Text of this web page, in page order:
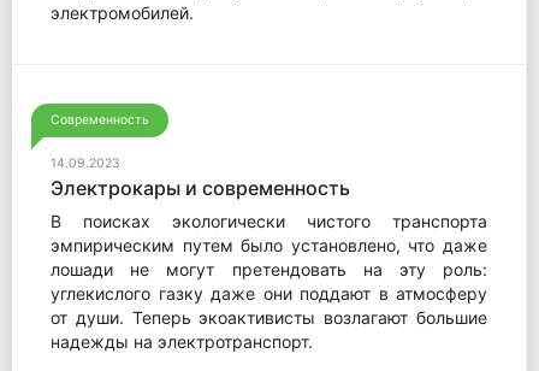
электромобилей.
Современность
14.09.2023
Электрокары и современность
В поисках экологически чистого транспорта
эмпирическим путем было установлено, что даже
лошади не могут претендовать на эту роль:
углекислого газку даже они поддают в атмосферу
от души. Теперь экоактивисты возлагают большие
надежды на электротранспорт.